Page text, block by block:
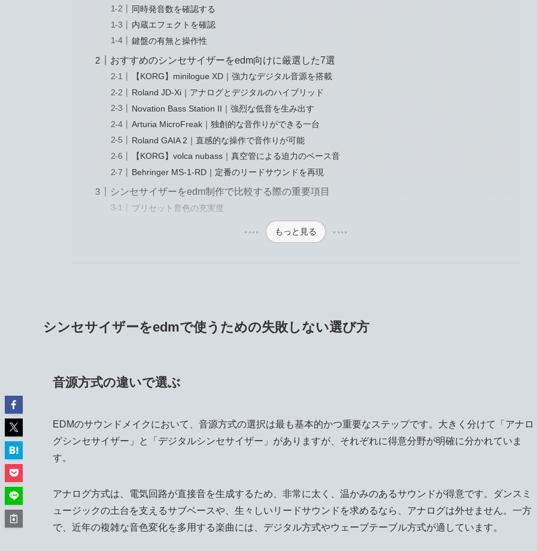
同時発音数を確認する
内蔵エフェクトを確認
鍵盤の有無と操作性
おすすめのシンセサイザーをedm向けに厳選した7選
【KORG】minilogue XD｜強力なデジタル音源を搭載
Roland JD-Xi｜アナログとデジタルのハイブリッド
Novation Bass Station II｜強烈な低音を生み出す
Arturia MicroFreak｜独創的な音作りができる一台
Roland GAIA 2｜直感的な操作で音作りが可能
【KORG】volca nubass｜真空管による迫力のベース音
Behringer MS-1-RD｜定番のリードサウンドを再現
シンセサイザーをedm制作で比較する際の重要項目
プリセット音色の充実度
もっと見る
シンセサイザーをedmで使うための失敗しない選び方
音源方式の違いで選ぶ
EDMのサウンドメイクにおいて、音源方式の選択は最も基本的かつ重要なステップです。大きく分けて「アナロ
グシンセサイザー」と「デジタルシンセサイザー」がありますが、それぞれに得意分野が明確に分かれていま
す。
アナログ方式は、電気回路が直接音を生成するため、非常に太く、温かみのあるサウンドが得意です。ダンスミ
ュージックの土台を支えるサブベースや、生々しいリードサウンドを求めるなら、アナログは外せません。一方
で、近年の複雑な音色変化を多用する楽曲には、デジタル方式やウェーブテーブル方式が適しています。